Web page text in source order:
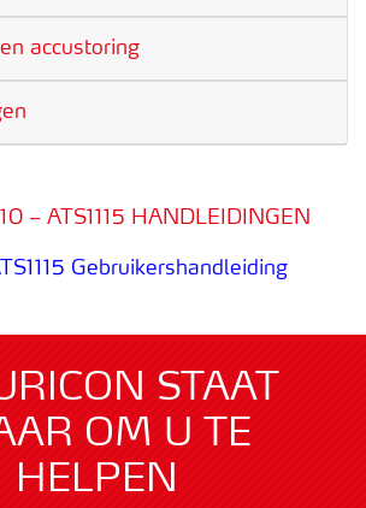
accustoring
– ATS1115 HANDLEIDINGEN
Gebruikershandleiding
STAAT
OM U TE
HELPEN